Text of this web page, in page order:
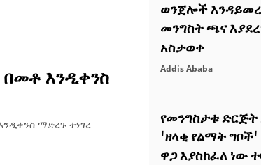
እንዲቀንስ
ማድረጉ ተነገረ
ወንጀሎች
መንግስት ጫና
አስታወቀ
Addis Ababa
የመንግስታቱ ድርጅት
'ዘላቂ የልማት
ዋጋ እያስከፈለ ነው